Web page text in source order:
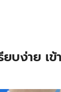
ยบง่าย เ